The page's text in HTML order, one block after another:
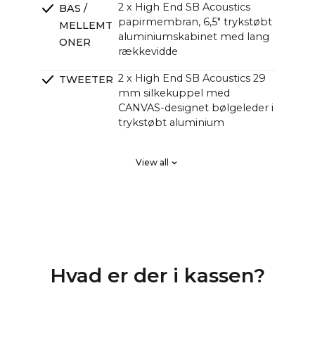
BAS /
MELLEMT
ONER
2 x High End SB Acoustics
papirmembran, 6,5" trykstøbt
aluminiumskabinet med lang
rækkevidde
TWEETER 2 x High End SB Acoustics 29
mm silkekuppel med
CANVAS-designet bølgeleder i
trykstøbt aluminium
tab, høj præcision, lang
KERE
forstærkere med i alt 250
View all
Hvad er der i kassen?